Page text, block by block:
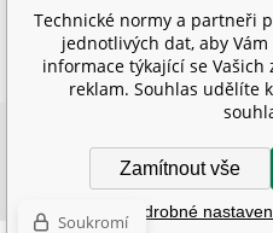
obchod@technickenormy.cz
Telefon:
+420 377 387 684
SITEMAP
WWW
Technické normy a partneři
jednotlivých dat, aby
informace týkající se
reklam. Souhlas udělíte
Zamítnout vše
Podrobné
Soukromí